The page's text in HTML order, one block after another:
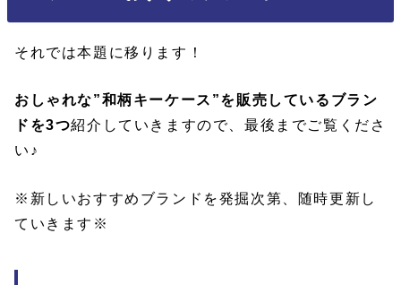
それでは本題に移ります！
おしゃれな”和柄キーケース”を販売しているブラン
ドを3つ紹介していきますので、最後までご覧くださ
い♪
※新しいおすすめブランドを発掘次第、随時更新し
ていきます※